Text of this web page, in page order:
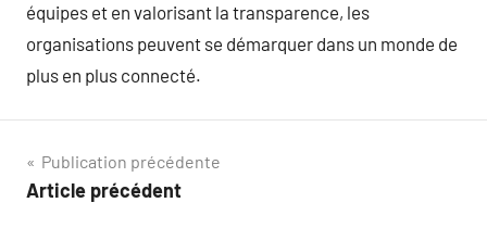
équipes et en valorisant la transparence, les
organisations peuvent se démarquer dans un monde de
plus en plus connecté.
Navigation
de
Publication précédente
Article précédent